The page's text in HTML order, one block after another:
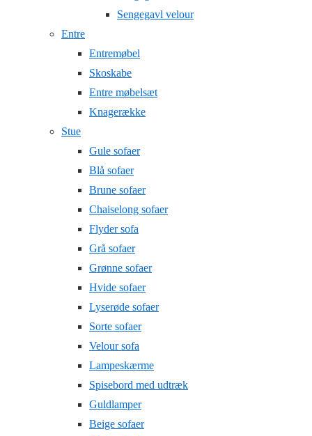
Sengegavl velour
Entre
Entremøbel
Skoskabe
Entre møbelsæt
Knagerække
Stue
Gule sofaer
Blå sofaer
Brune sofaer
Chaiselong sofaer
Flyder sofa
Grå sofaer
Grønne sofaer
Hvide sofaer
Lyserøde sofaer
Sorte sofaer
Velour sofa
Lampeskærme
Spisebord med udtræk
Guldlamper
Beige sofaer